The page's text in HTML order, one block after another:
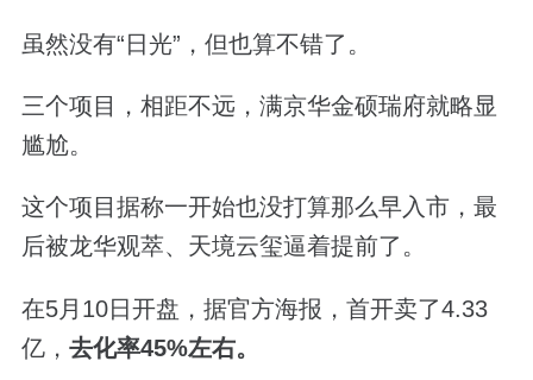
虽然没有“日光”，但也算不错了。
三个项目，相距不远，满京华金硕瑞府就略显
尴尬。
这个项目据称一开始也没打算那么早入市，最
后被龙华观萃、天境云玺逼着提前了。
在5月 10日开盘，据官方海报，首开卖了4.33
亿， 去化率45%左右。